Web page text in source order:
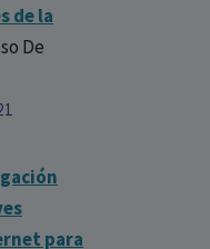
de la
De
para